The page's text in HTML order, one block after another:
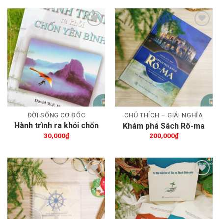
Thêm wishlist
ĐỜI SỐNG CƠ ĐỐC
Hành trình ra khỏi chốn
yên bình
30,000₫
Thêm wishlist
CHÚ THÍCH – GIẢI NGHĨA
Khám phá Sách Rô-ma
200,000₫
Thêm wishlist Thêm wishlist